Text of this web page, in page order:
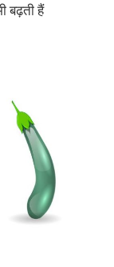
बढ़ती हैं